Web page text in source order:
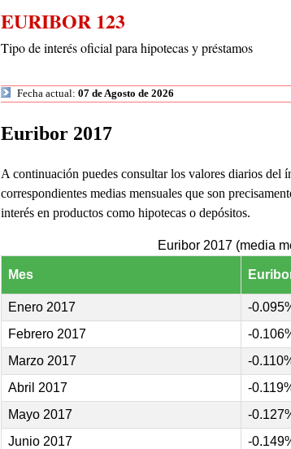
EURIBOR 123
Tipo de interés oficial para hipotecas y préstamos
Fecha actual: 07 de Agosto de 2026
Euribor 2017
A continuación puedes consultar los valores diarios del
correspondientes medias mensuales que son
interés en productos como hipotecas o depósitos.
Euribor 2017 (media
Mes
Enero 2017
-
Febrero 2017
-
Marzo 2017
-
Abril 2017
-
Mayo 2017
-
Junio 2017
-